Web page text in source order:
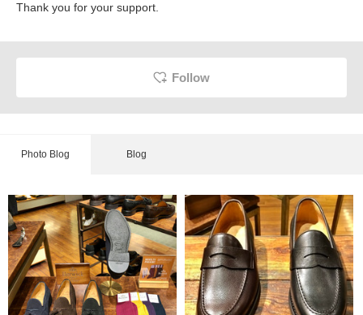
Thank you for your support.
Follow
Photo Blog Blog